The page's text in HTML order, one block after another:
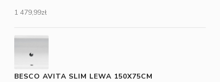
1 479,99zł
BESCO AVITA SLIM LEWA 150X75CM